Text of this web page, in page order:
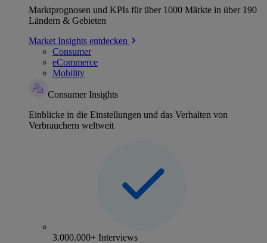
Marktprognosen und KPIs für über 1000 Märkte in über 190
Ländern & Gebieten
Market Insights entdecken
Consumer
eCommerce
Mobility
Consumer Insights
Einblicke in die Einstellungen und das Verhalten von
Verbrauchern weltweit
3.000.000+ Interviews